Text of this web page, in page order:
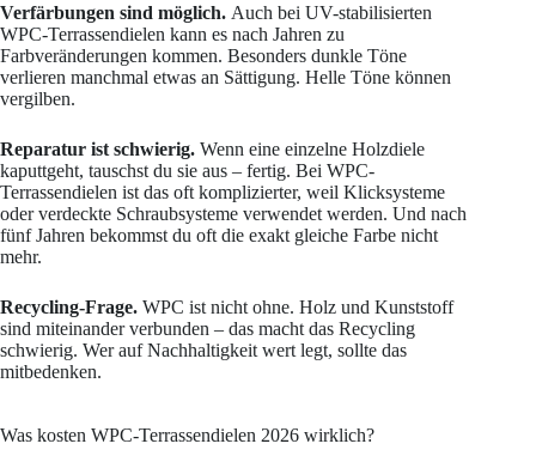
Verfärbungen sind möglich. Auch bei UV-stabilisierten
WPC-Terrassendielen kann es nach Jahren zu
Farbveränderungen kommen. Besonders dunkle Töne
verlieren manchmal etwas an Sättigung. Helle Töne können
vergilben.
Reparatur ist schwierig. Wenn eine einzelne Holzdiele
kaputtgeht, tauschst du sie aus – fertig. Bei WPC-
Terrassendielen ist das oft komplizierter, weil Klicksysteme
oder verdeckte Schraubsysteme verwendet werden. Und nach
fünf Jahren bekommst du oft die exakt gleiche Farbe nicht
mehr.
Recycling-Frage. WPC ist nicht ohne. Holz und Kunststoff
sind miteinander verbunden – das macht das Recycling
schwierig. Wer auf Nachhaltigkeit wert legt, sollte das
mitbedenken.
Was kosten WPC-Terrassendielen 2026 wirklich?